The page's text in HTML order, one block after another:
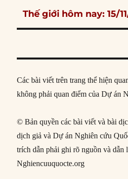
Next
post:
Thế giới hôm nay: 15/
Các bài viết trên trang thể hiện
không phải quan điểm của Dự án
© Bản quyền các bài viết và bài
dịch giả và Dự án Nghiên cứu
trích dẫn phải ghi rõ nguồn và dẫn
Nghiencuuquocte.org